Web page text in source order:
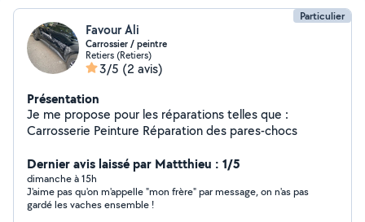
Particulier
Favour Ali
Carrossier / peintre
Retiers (Retiers)
3/5 (2 avis)
Présentation
Je me propose pour les réparations telles que :
Carrosserie Peinture Réparation des pares-chocs
Dernier avis laissé par Mattthieu : 1/5
dimanche à 15h
J'aime pas qu'on m'appelle "mon frère" par message, on n'as pas
gardé les vaches ensemble !